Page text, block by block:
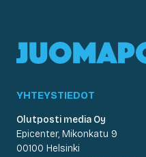
YHTEYSTIEDOT
Olutposti media Oy
Epicenter, Mikonkatu 9
00100 Helsinki